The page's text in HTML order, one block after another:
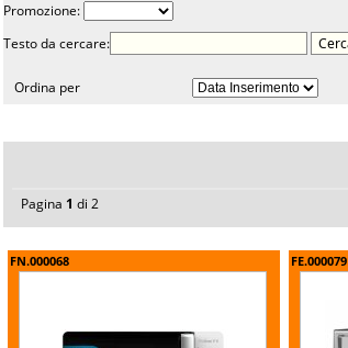
Promozione:
Testo da cercare:
Ordina per
Pagina 1 di 2
FN.000068 FE.000079